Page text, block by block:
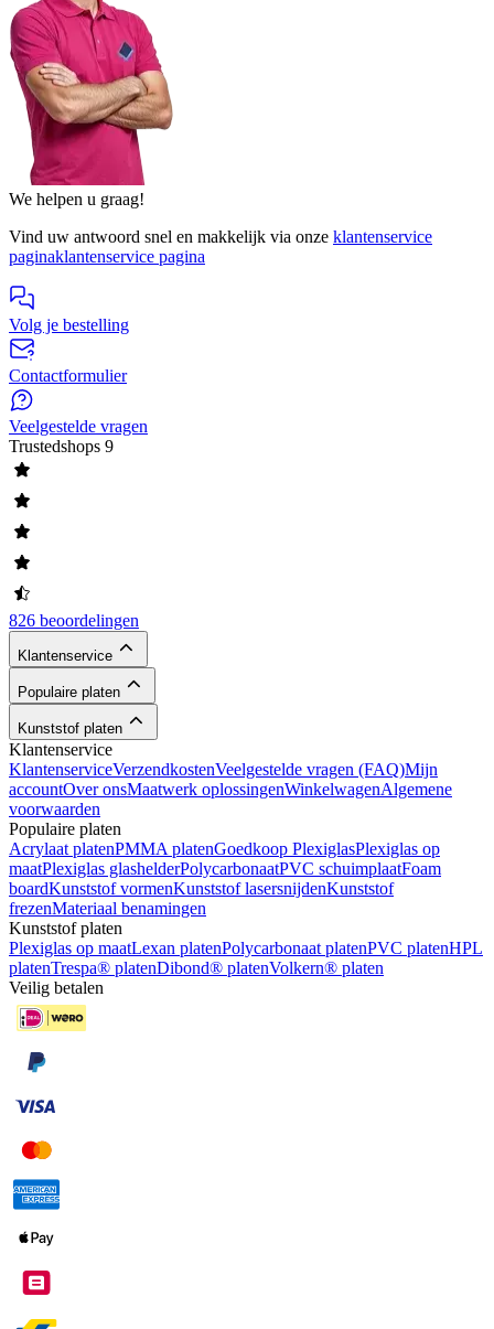
We helpen u graag!
Vind uw antwoord snel en makkelijk via onze klantenservice
paginaklantenservice pagina
Volg je bestelling
Contactformulier
Veelgestelde vragen
Trustedshops 9
826 beoordelingen
Klantenservice
Populaire platen
Kunststof platen
Klantenservice
KlantenserviceVerzendkostenVeelgestelde vragen (FAQ)Mijn
accountOver onsMaatwerk oplossingenWinkelwagenAlgemene
voorwaarden
Populaire platen
Acrylaat platenPMMA platenGoedkoop PlexiglasPlexiglas op
maatPlexiglas glashelderPolycarbonaatPVC schuimplaatFoam
boardKunststof vormenKunststof lasersnijdenKunststof
frezenMateriaal benamingen
Kunststof platen
Plexiglas op maatLexan platenPolycarbonaat platenPVC platenHPL
platenTrespa® platenDibond® platenVolkern® platen
Veilig betalen